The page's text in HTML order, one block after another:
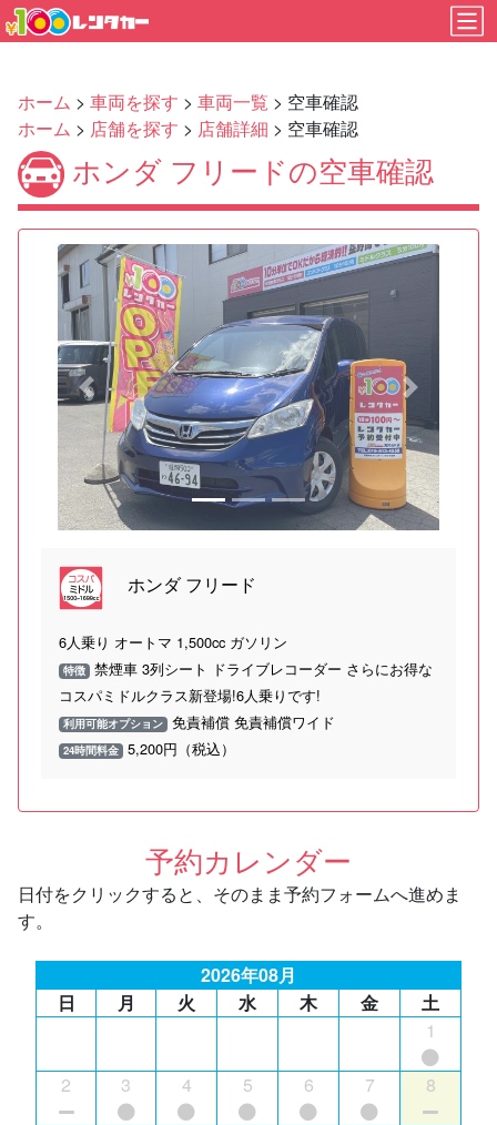
ホーム > 車両を探す > 車両一覧 > 空車確認
ホーム > 店舗を探す > 店舗詳細 > 空車確認
ホンダ フリードの空車確認
Previous Next
ホンダ フリード
6人乗り オートマ 1,500cc ガソリン
特徴 禁煙車 3列シート ドライブレコーダー さらにお得な
コスパミドルクラス新登場!6人乗りです!
利用可能オプション 免責補償 免責補償ワイド
24時間料金 5,200円（税込）
予約カレンダー
日付をクリックすると、そのまま予約フォームへ進めま
す。
2026年08月
日
月 火 水 木 金
土
1
2 3 4 5 6 7 8